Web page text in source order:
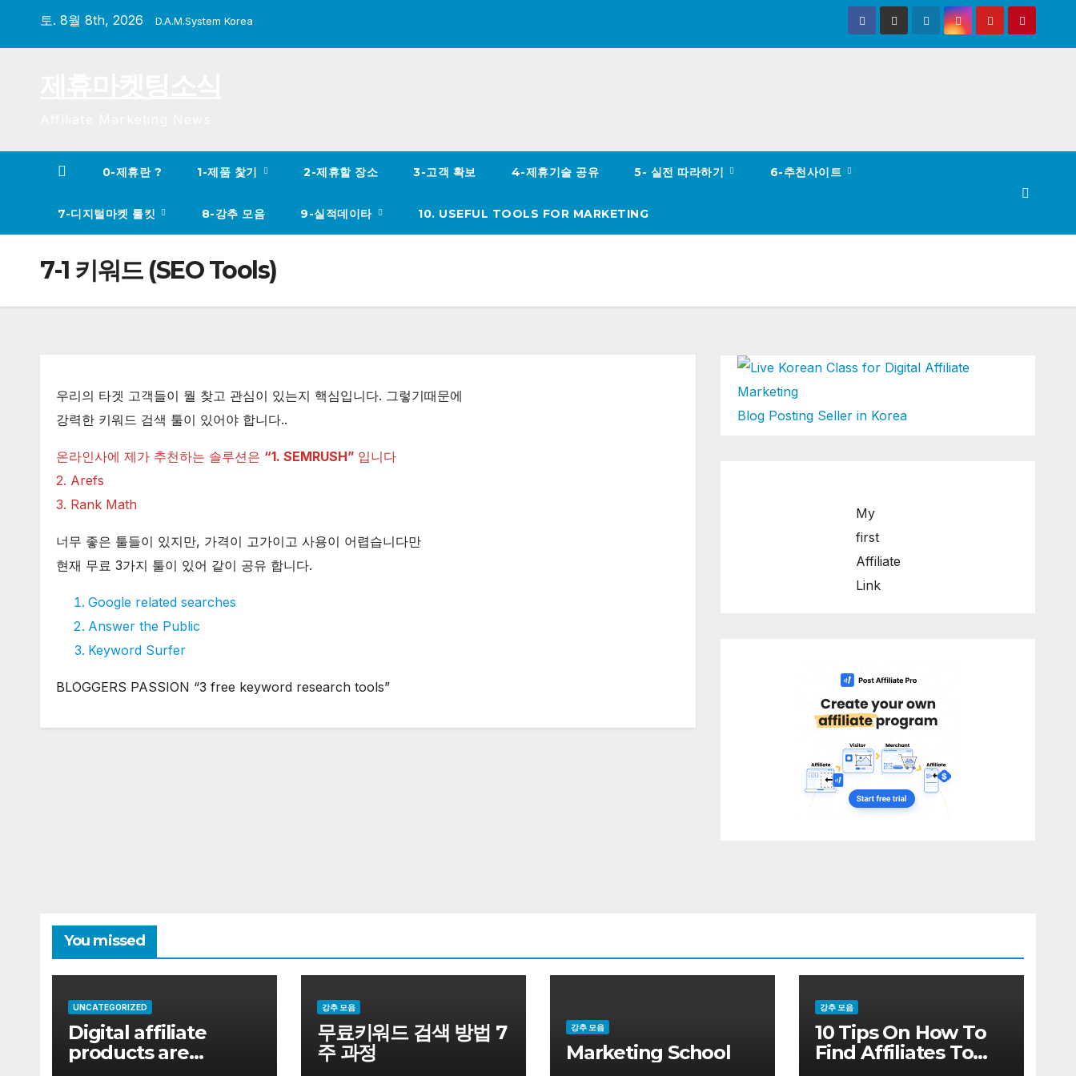
토. 8월 8th, 2026 D.A.M.System Korea
0-제휴란 ? 1-제품 찿기 2-제휴할 장소 3-고객 확보 4-제휴기술 공유 5- 실전 따라하기 6-추천사이트
7-디지털마켓 툴킷 8-강추 모음 9-실적데이타 10. USEFUL TOOLS FOR MARKETING
7-1 키워드 (SEO Tools)
우리의 타겟 고객들이 뭘 찾고 관심이 있는지 핵심입니다. 그렇기때문에
강력한 키워드 검색 툴이 있어야 합니다..
온라인사에 제가 추천하는 솔루션은 “1. SEMRUSH” 입니다
2. Arefs
3. Rank Math
너무 좋은 툴들이 있지만, 가격이 고가이고 사용이 어렵습니다만
현재 무료 3가지 툴이 있어 같이 공유 합니다.
Google related searches
Answer the Public
Keyword Surfer
BLOGGERS PASSION “3 free keyword research tools”
Blog Posting Seller in Korea
My
first
Affiliate
Link
You missed
UNCATEGORIZED
Digital affiliate
products are
강추 모음
무료키워드 검색 방법 7
주 과정
강추 모음
Marketing School
강추 모음
10 Tips On How To
Find Affiliates To